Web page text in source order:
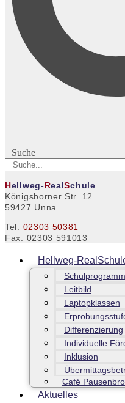
Suche
Hellweg-RealSchule
Königsborner Str. 12
59427 Unna
Tel: 02303 50381
Fax: 02303 591013
Hellweg-
Schulprogramm
Leitbild
Laptopklassen
Differenzierung
Individuelle
Inklusion
Café
Aktuelles